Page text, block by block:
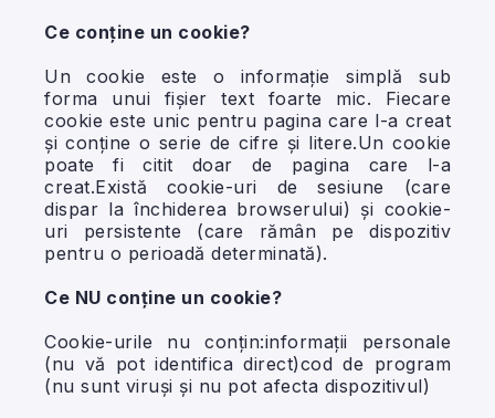
Ce conține un cookie?
Un cookie este o informație simplă sub
forma unui fișier text foarte mic. Fiecare
cookie este unic pentru pagina care l-a creat
și conține o serie de cifre și litere.Un cookie
poate fi citit doar de pagina care l-a
creat.Există cookie-uri de sesiune (care
dispar la închiderea browserului) și cookie-
uri persistente (care rămân pe dispozitiv
pentru o perioadă determinată).
Ce NU conține un cookie?
Cookie-urile nu conțin:informații personale
(nu vă pot identifica direct)cod de program
(nu sunt viruși și nu pot afecta dispozitivul)